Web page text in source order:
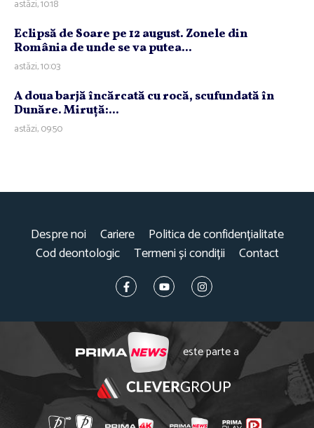
astăzi, 10:18
Eclipsă de Soare pe 12 august. Zonele din
România de unde se va putea...
astăzi, 10:03
A doua barjă încărcată cu rocă, scufundată în
Dunăre. Miruţă:...
astăzi, 09:50
Despre noi Cariere
Politica de confidențialitate
Cod deontologic
Termeni și condiții Contact
este parte a